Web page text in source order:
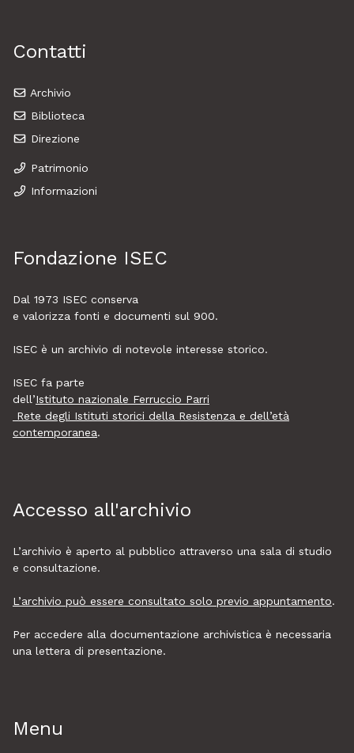
Contatti
Archivio
Biblioteca
Direzione
Patrimonio
Informazioni
Fondazione ISEC
Dal 1973 ISEC conserva
e valorizza fonti e documenti sul 900.
ISEC è un archivio di notevole interesse storico.
ISEC fa parte
dell’Istituto nazionale Ferruccio Parri
Rete degli Istituti storici della Resistenza e dell’età
contemporanea.
Accesso all'archivio
L’archivio è aperto al pubblico attraverso una sala di studio
e consultazione.
L’archivio può essere consultato solo previo appuntamento.
Per accedere alla documentazione archivistica è necessaria
una lettera di presentazione.
Menu